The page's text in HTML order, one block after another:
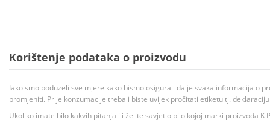
Korištenje podataka o proizvodu
Iako smo poduzeli sve mjere kako bismo osigurali da je svaka informacija o
promjeniti. Prije konzumacije trebali biste uvijek pročitati etiketu tj.
Ukoliko imate bilo kakvih pitanja ili želite savjet o bilo kojoj marki proizvoda